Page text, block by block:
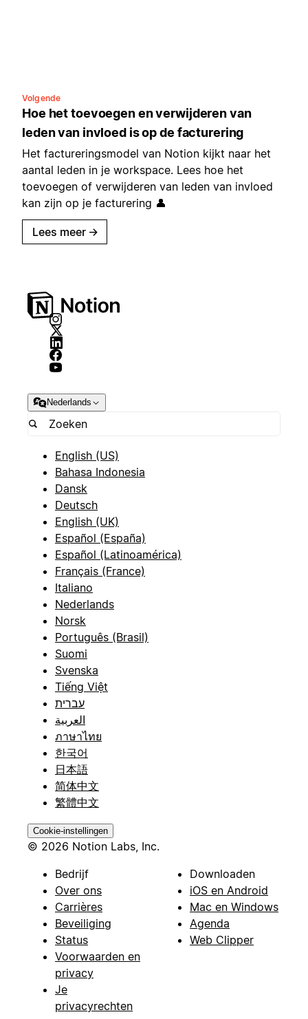
Volgende
Hoe het toevoegen en verwijderen van
leden van invloed is op de facturering
Het factureringsmodel van Notion kijkt naar het
aantal leden in je workspace. Lees hoe het
toevoegen of verwijderen van leden van invloed
kan zijn op je facturering 👤
Lees meer →
Nederlands
English (US)
Bahasa Indonesia
Dansk
Deutsch
English (UK)
Español (España)
Español (Latinoamérica)
Français (France)
Italiano
Nederlands
Norsk
Português (Brasil)
Suomi
Svenska
Tiếng Việt
עברית
العربية
ภาษาไทย
한국어
日本語
简体中文
繁體中文
Cookie-instellingen
© 2026 Notion Labs, Inc.
Bedrijf
Over ons
Carrières
Beveiliging
Status
Voorwaarden en
privacy
Je
privacyrechten
Downloaden
iOS en Android
Mac en Windows
Agenda
Web Clipper